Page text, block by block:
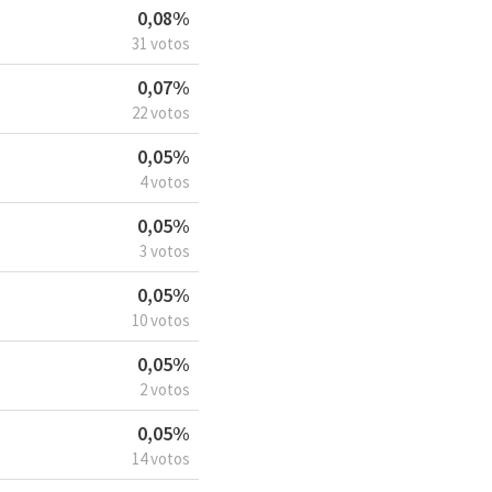
0,08%
31 votos
0,07%
22 votos
0,05%
4 votos
0,05%
3 votos
0,05%
10 votos
0,05%
2 votos
0,05%
14 votos